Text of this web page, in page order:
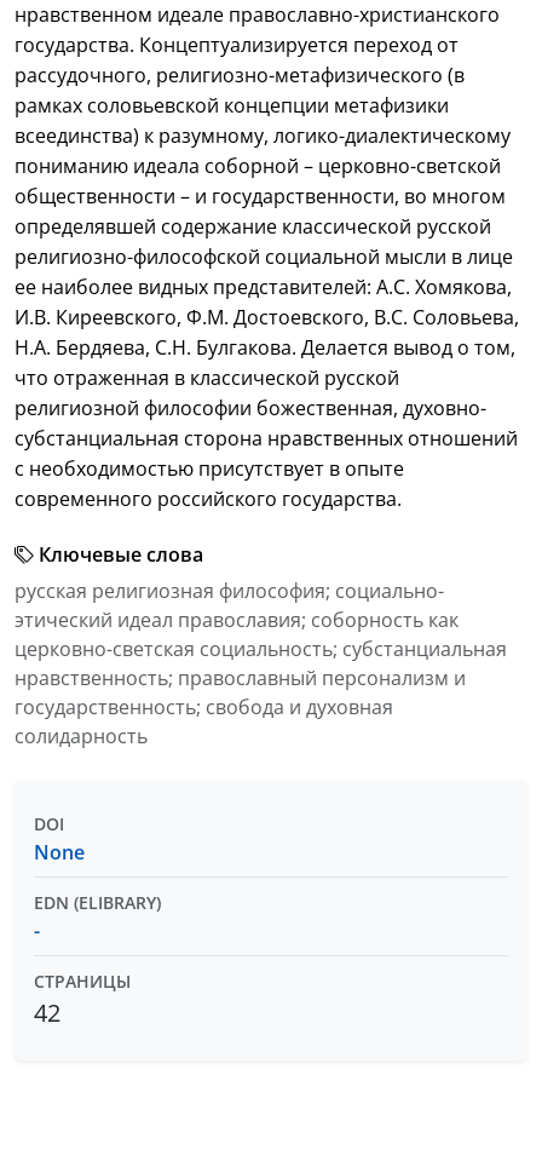
нравственном идеале православно-христианского
государства. Концептуализируется переход от
рассудочного, религиозно-метафизического (в
рамках соловьевской концепции метафизики
всеединства) к разумному, логико-диалектическому
пониманию идеала соборной – церковно-светской
общественности – и государственности, во многом
определявшей содержание классической русской
религиозно-философской социальной мысли в лице
ее наиболее видных представителей: А.С. Хомякова,
И.В. Киреевского, Ф.М. Достоевского, В.С. Соловьева,
Н.А. Бердяева, С.Н. Булгакова. Делается вывод о том,
что отраженная в классической русской
религиозной философии божественная, духовно-
субстанциальная сторона нравственных отношений
с необходимостью присутствует в опыте
современного российского государства.
Ключевые слова
русская религиозная философия; социально-
этический идеал православия; соборность как
церковно-светская социальность; субстанциальная
нравственность; православный персонализм и
государственность; свобода и духовная
солидарность
DOI
None
EDN (ELIBRARY)
-
СТРАНИЦЫ
42